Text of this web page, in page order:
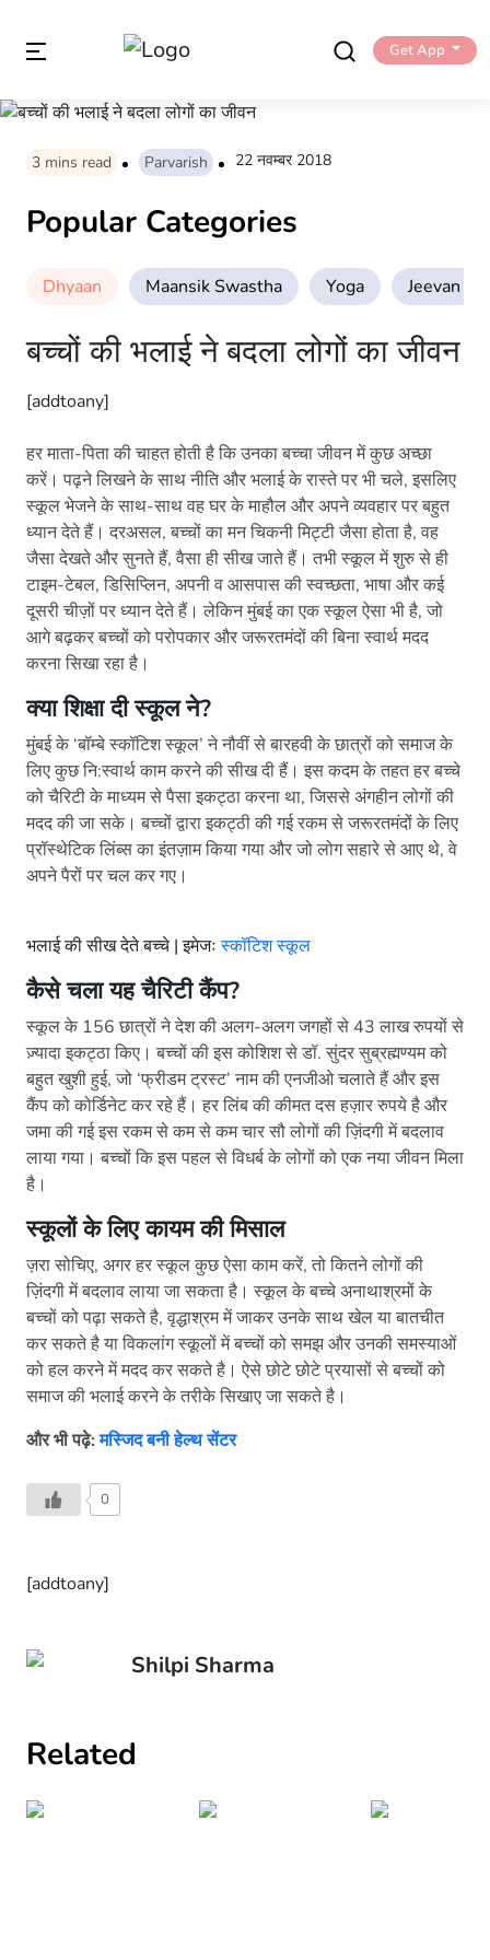
Get App
3 mins read Parvarish 22 नवम्बर 2018
Popular Categories
Dhyaan Maansik Swastha Yoga Jeevan
बच्चों की भलाई ने बदला लोगों का जीवन
[addtoany]
हर माता-पिता की चाहत होती है कि उनका बच्चा जीवन में कुछ अच्छा
करें। पढ़ने लिखने के साथ नीति और भलाई के रास्ते पर भी चले, इसलिए
स्कूल भेजने के साथ-साथ वह घर के माहौल और अपने व्यवहार पर बहुत
ध्यान देते हैं। दरअसल, बच्चों का मन चिकनी मिट्टी जैसा होता है, वह
जैसा देखते और सुनते हैं, वैसा ही सीख जाते हैं। तभी स्कूल में शुरु से ही
टाइम-टेबल, डिसिप्लिन, अपनी व आसपास की स्वच्छता, भाषा और कई
दूसरी चीज़ों पर ध्यान देते हैं। लेकिन मुंबई का एक स्कूल ऐसा भी है, जो
आगे बढ़कर बच्चों को परोपकार और जरूरतमंदों की बिना स्वार्थ मदद
करना सिखा रहा है।
क्या शिक्षा दी स्कूल ने?
मुंबई के ‘बॉम्बे स्कॉटिश स्कूल’ ने नौवीं से बारहवी के छात्रों को समाज के
लिए कुछ नि:स्वार्थ काम करने की सीख दी हैं। इस कदम के तहत हर बच्चे
को चैरिटी के माध्यम से पैसा इकट्ठा करना था, जिससे अंगहीन लोगों की
मदद की जा सके। बच्चों द्वारा इकट्ठी की गई रकम से जरूरतमंदों के लिए
प्रॉस्थेटिक लिंब्स का इंतज़ाम किया गया और जो लोग सहारे से आए थे, वे
अपने पैरों पर चल कर गए।
भलाई की सीख देते बच्चे | इमेजःस्कॉटिश स्कूल
कैसे चला यह चैरिटी कैंप?
स्कूल के 156 छात्रों ने देश की अलग-अलग जगहों से 43 लाख रुपयों से
ज़्यादा इकट्ठा किए। बच्चों की इस कोशिश से डॉ. सुंदर सुब्रह्मण्यम को
बहुत खुशी हुई, जो ‘फ्रीडम ट्रस्ट’ नाम की एनजीओ चलाते हैं और इस
कैंप को कोर्डिनेट कर रहे हैं। हर लिंब की कीमत दस हज़ार रुपये है और
जमा की गई इस रकम से कम से कम चार सौ लोगों की ज़िंदगी में बदलाव
लाया गया। बच्चों कि इस पहल से विधर्ब के लोगों को एक नया जीवन मिला
है।
स्कूलों के लिए कायम की मिसाल
ज़रा सोचिए, अगर हर स्कूल कुछ ऐसा काम करें, तो कितने लोगों की
ज़िंदगी में बदलाव लाया जा सकता है। स्कूल के बच्चे अनाथाश्रमों के
बच्चों को पढ़ा सकते है, वृद्धाश्रम में जाकर उनके साथ खेल या बातचीत
कर सकते है या विकलांग स्कूलों में बच्चों को समझ और उनकी समस्याओं
को हल करने में मदद कर सकते है। ऐसे छोटे छोटे प्रयासों से बच्चों को
समाज की भलाई करने के तरीके सिखाए जा सकते है।
और भी पढ़े:मस्जिद बनी हेल्थ सेंटर
0
[addtoany]
Shilpi Sharma
Related